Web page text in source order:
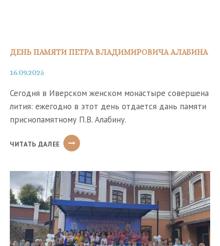
ДЕНЬ ПАМЯТИ ПЕТРА ВЛАДИМИРОВИЧА АЛАБИНА
16.09.2025
Сегодня в Иверском женском монастыре совершена
лития: ежегодно в этот день отдается дань памяти
приснопамятному П.В. Алабину.
ЧИТАТЬ ДАЛЕЕ
ДЕНЬ
ПАМЯТИ
ВЛАДИМИРОВИЧА
АЛАБИНА